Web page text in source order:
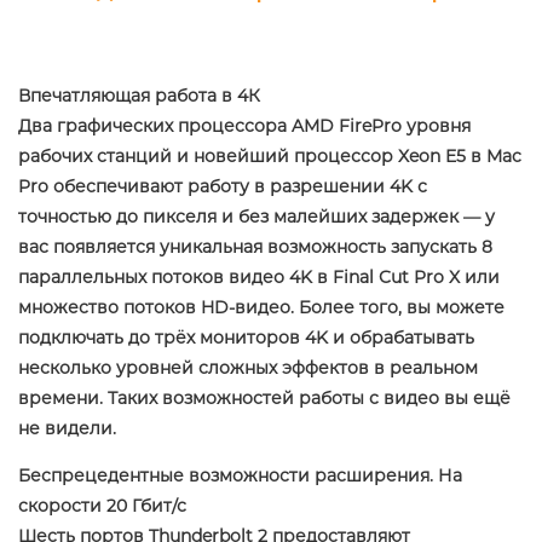
Впечатляющая работа в 4К
Два графических процессора AMD FirePro уровня
рабочих станций и новейший процессор Xeon E5 в Mac
Pro обеспечивают работу в разрешении 4K с
точностью до пикселя и без малейших задержек — у
вас появляется уникальная возможность запускать 8
параллельных потоков видео 4K в Final Cut Pro X или
множество потоков HD-видео. Более того, вы можете
подключать до трёх мониторов 4K и обрабатывать
несколько уровней сложных эффектов в реальном
времени. Таких возможностей работы с видео вы ещё
не видели.
Беспрецедентные возможности расширения. На
скорости 20 Гбит/с
Шесть портов Thunderbolt 2 предоставляют